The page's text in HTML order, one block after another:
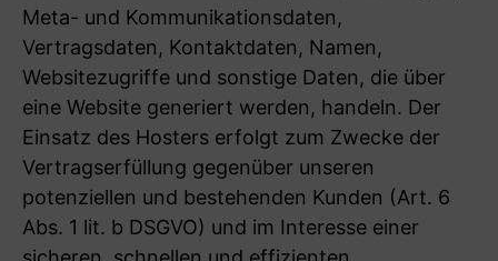
Meta- und Kommunikationsdaten,
Vertragsdaten, Kontaktdaten, Namen,
Websitezugriffe und sonstige Daten, die über
eine Website generiert werden, handeln. Der
Einsatz des Hosters erfolgt zum Zwecke der
Vertragserfüllung gegenüber unseren
potenziellen und bestehenden Kunden (Art. 6
Abs. 1 lit. b DSGVO) und im Interesse einer